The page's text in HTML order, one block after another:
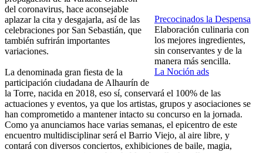
Precocinados la Despensa
Elaboración culinaria con
los mejores ingredientes,
sin conservantes y de la
manera más sencilla.
La Noción ads
del coronavirus, hace aconsejable
aplazar la cita y desgajarla, así de las
celebraciones por San Sebastián, que
también sufrirán importantes
variaciones.
La denominada gran fiesta de la
participación ciudadana de Alhaurín de
la Torre, nacida en 2018, eso sí, conservará el 100% de las
actuaciones y eventos, ya que los artistas, grupos y asociaciones se
han comprometido a mantener intacto su concurso en la jornada.
Como ya anunciamos hace varias semanas, el epicentro de este
encuentro multidisciplinar será el Barrio Viejo, al aire libre, y
contará con diversos conciertos, exhibiciones de baile, magia,